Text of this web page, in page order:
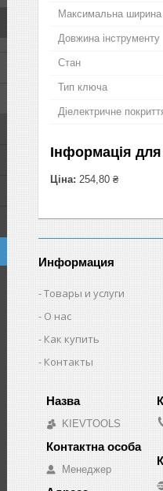
Максимальна ширина
Довжина інструменту
Стан
Тип ключа
Діелектричне
Інформація
Ціна: 254,80 ₴
Информация
Товары и услуги
О нас
Как купить
Контакты
KIEVTOOLS
Менеджер